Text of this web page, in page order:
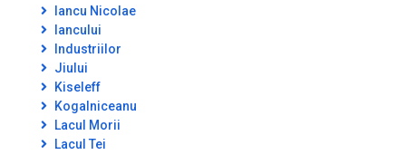
Iancu Nicolae
Iancului
Industriilor
Jiului
Kiseleff
Kogalniceanu
Lacul Morii
Lacul Tei